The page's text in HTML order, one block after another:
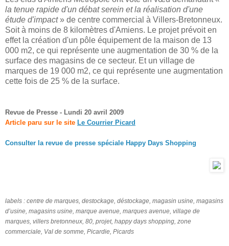
la tenue rapide d'un débat serein et la réalisation d'une
étude d'impact» de centre commercial à Villers-Bretonneux.
Soit à moins de 8 kilomètres d'Amiens. Le projet prévoit en
effet la création d'un pôle équipement de la maison de 13
000 m2, ce qui représente une augmentation de 30 % de la
surface des magasins de ce secteur. Et un village de
marques de 19 000 m2, ce qui représente une augmentation
cette fois de 25 % de la surface.
Revue de Presse - Lundi 20 avril 2009
Article paru sur le site Le Courrier Picard
Consulter la revue de presse spéciale Happy Days Shopping
labels : centre de marques, destockage, déstockage, magasin usine, magasins
d’usine, magasins usine, marque avenue, marques avenue, village de
marques, villers bretonneux, 80, projet, happy days shopping, zone
commerciale, Val de somme, Picardie, Picards